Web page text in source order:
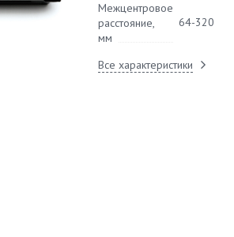
Межцентровое
расстояние,
мм
64-320
Все характеристики